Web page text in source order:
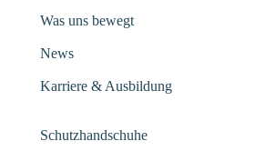
Was uns bewegt
News
Karriere & Ausbildung
Schutzhandschuhe